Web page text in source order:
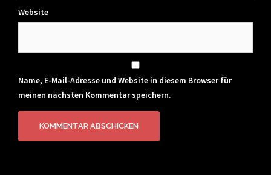
Website
Name, E-Mail-Adresse und Website in diesem Browser für
meinen nächsten Kommentar speichern.